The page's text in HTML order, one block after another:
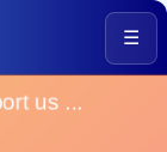
☰
us ...